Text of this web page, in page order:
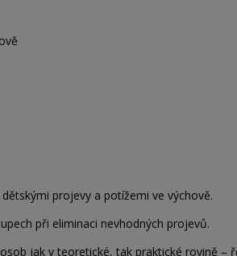
projevy a potížemi ve výchově.
při eliminaci nevhodných projevů.
jak v teoretické, tak praktické rovině –